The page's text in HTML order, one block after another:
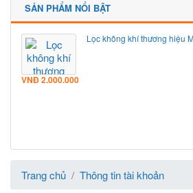
SẢN PHẨM NỔI BẬT
Lọc không khí thương hiệu
VNĐ2.000.000
Trang chủ Thông tin tài khoản